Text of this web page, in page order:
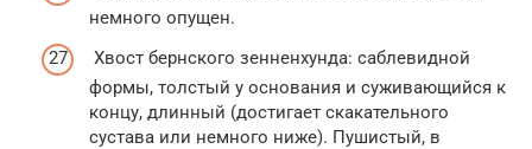
немного опущен.
Хвост бернского зенненхунда: саблевидной
формы, толстый у основания и суживающийся к
концу, длинный (достигает скакательного
сустава или немного ниже). Пушистый, в